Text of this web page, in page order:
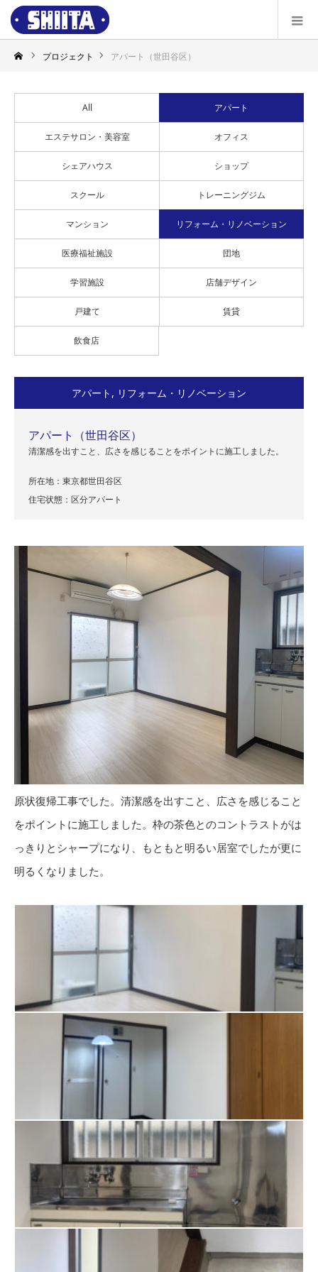
プロジェクト アパート（世田谷区）
All アパート
エステサロン・美容室 オフィス
シェアハウス ショップ
スクール トレーニングジム
マンション リフォーム・リノベーション
医療福祉施設 団地
学習施設 店舗デザイン
戸建て 賃貸
飲食店
アパート , リフォーム・リノベーション
アパート（世田谷区）
清潔感を出すこと、広さを感じることをポイントに施工しました。
所在地：東京都世田谷区
住宅状態：区分アパート
原状復帰工事でした。清潔感を出すこと、広さを感じること
をポイントに施工しました。枠の茶色とのコントラストがは
っきりとシャープになり、もともと明るい居室でしたが更に
明るくなりました。